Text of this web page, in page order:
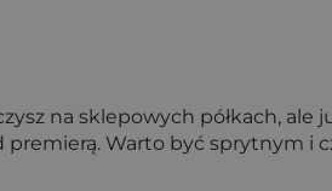
na sklepowych półkach, ale
Warto być sprytnym i